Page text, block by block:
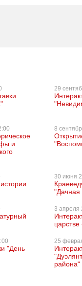
29
и
8
30 июня
"Дачная
3 апреля
"День
25
района"